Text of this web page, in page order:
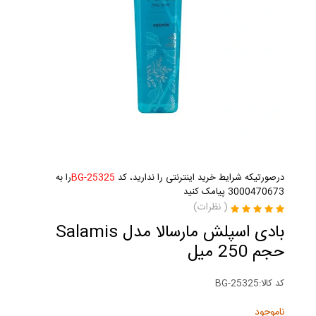
درصورتیکه شرایط خرید اینترنتی را ندارید، کد BG-25325را به
3000470673 پیامک کنید
( نظرات)
بادی اسپلش مارسالا مدل Salamis
حجم 250 میل
کد کالا:BG-25325
ناموجود